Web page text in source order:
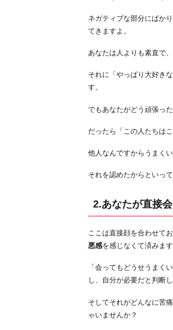
だ
と
じ
時
け
会
3.
き
す
ス
キ
ル
磨
く
ネガティブな部分にばか
てきますよ。
あなたは人よりも素直で
それに「やっぱり大好き
す。
でもあなたがどう頑張っ
だったら「この人たちは
他人なんですからうまく
それを認めたからといっ
2.あなたが直接
ここは直接顔を合わせて
悪感を感じなくて済みます
「会ってもどうせうまく
し、自分が必要だと判断
そしてそれがどんなに苦痛
ゃいませんか？